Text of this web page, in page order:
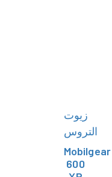
زيوت
التروس
Mobilgear
600